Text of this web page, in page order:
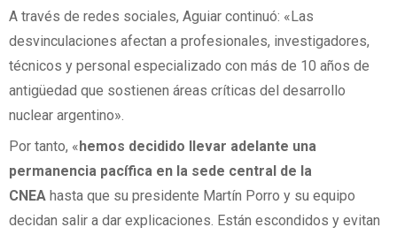
A través de redes sociales, Aguiar continuó: «Las
desvinculaciones afectan a profesionales, investigadores,
técnicos y personal especializado con más de 10 años de
antigüedad que sostienen áreas críticas del desarrollo
nuclear argentino».
Por tanto, « hemos decidido llevar adelante una
permanencia pacífica en la sede central de la
CNEA hasta que su presidente Martín Porro y su equipo
decidan salir a dar explicaciones. Están escondidos y evitan